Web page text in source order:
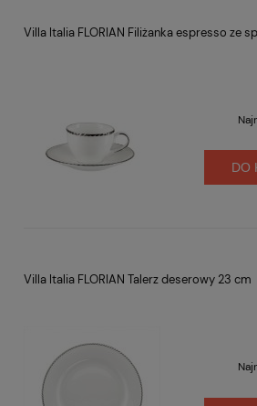
Villa Italia FLORIAN Filiżanka espresso ze
DO
Villa Italia FLORIAN Talerz deserowy 23 cm